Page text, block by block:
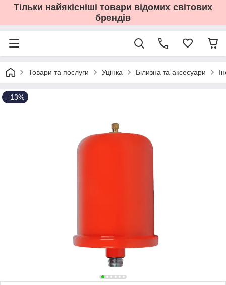
Тільки найякісніші товари відомих світових
брендів
Товари та послуги Уцінка Білизна та аксесуари
–13%